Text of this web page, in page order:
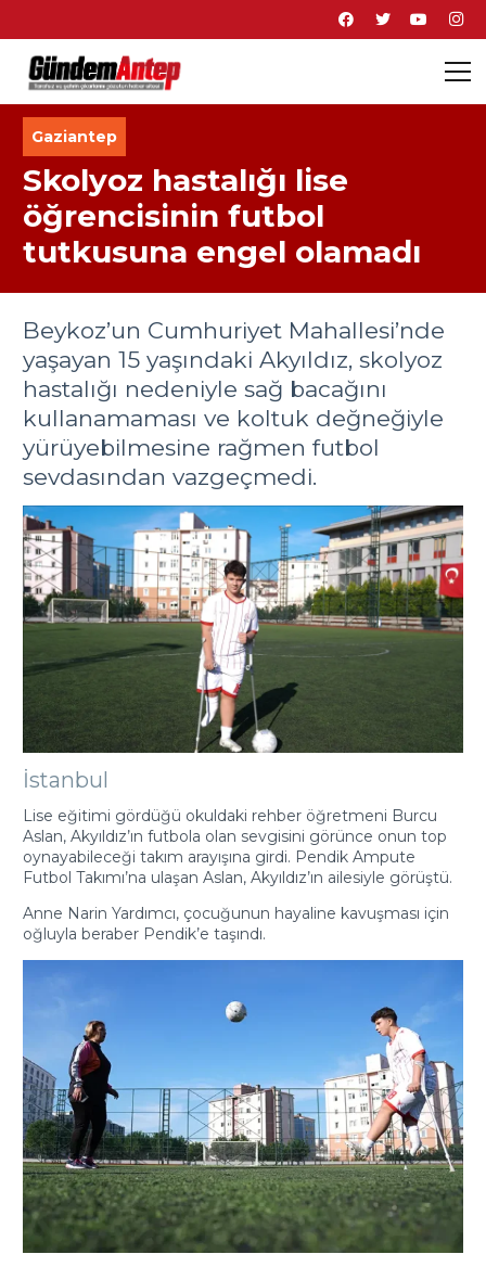
Gaziantep
Skolyoz hastalığı lise
öğrencisinin futbol
tutkusuna engel olamadı
Beykoz’un Cumhuriyet Mahallesi’nde
yaşayan 15 yaşındaki Akyıldız, skolyoz
hastalığı nedeniyle sağ bacağını
kullanamaması ve koltuk değneğiyle
yürüyebilmesine rağmen futbol
sevdasından vazgeçmedi.
İstanbul
Lise eğitimi gördüğü okuldaki rehber öğretmeni Burcu
Aslan, Akyıldız’ın futbola olan sevgisini görünce onun top
oynayabileceği takım arayışına girdi. Pendik Ampute
Futbol Takımı’na ulaşan Aslan, Akyıldız’ın ailesiyle görüştü.
Anne Narin Yardımcı, çocuğunun hayaline kavuşması için
oğluyla beraber Pendik’e taşındı.